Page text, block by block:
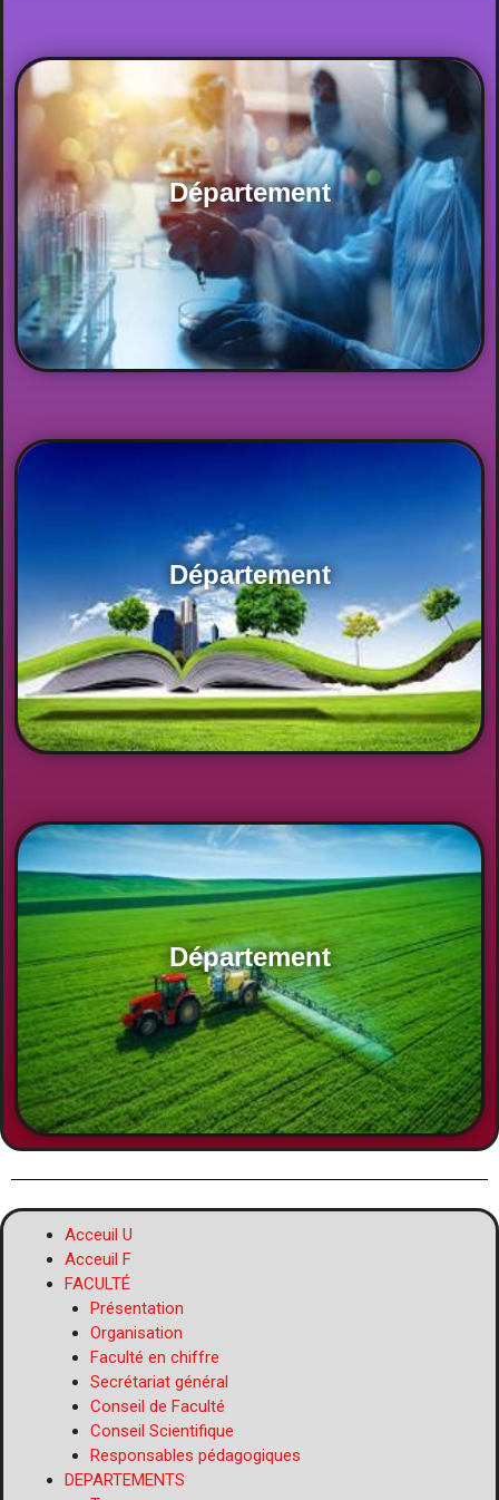
Département
Département
Département
Acceuil U
Acceuil F
FACULTÉ
Présentation
Organisation
Faculté en chiffre
Secrétariat général
Conseil de Faculté
Conseil Scientifique
Responsables pédagogiques
DEPARTEMENTS